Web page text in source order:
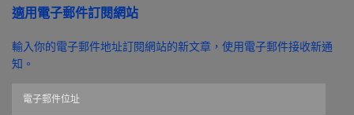
適用電子郵件訂閱網站
輸入你的電子郵件地址訂閱網站的新文章，使用電子郵件接收新通
知。